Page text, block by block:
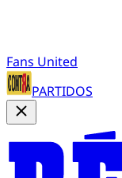
Fans United
PARTIDOS